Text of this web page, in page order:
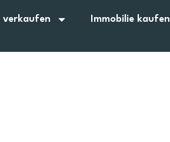
verkaufen Immobilie kaufen